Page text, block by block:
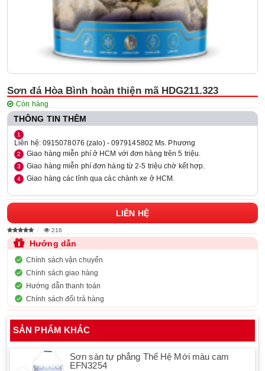
Sơn đá Hòa Bình hoàn thiện mã HDG211.323
Còn hàng
THÔNG TIN THÊM
Liên hệ: 0915078076 (zalo) - 0979145802 Ms. Phương
Giao hàng miễn phí ở HCM với đơn hàng trên 5 triệu.
Giao hàng miễn phí đơn hàng từ 2-5 triệu chờ kết hợp.
Giao hàng các tỉnh qua các chành xe ở HCM.
LIÊN HỆ
216
Hướng dẫn
Chính sách vận chuyển
Chính sách giao hàng
Hướng dẫn thanh toán
Chính sách đổi trả hàng
SẢN PHẨM KHÁC
Sơn sàn tự phẳng Thế Hệ Mới màu cam
EFN3254